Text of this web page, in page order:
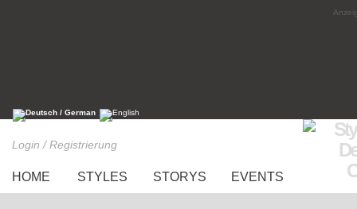
Login / Registrierung
HOME STYLES STORYS EVENTS